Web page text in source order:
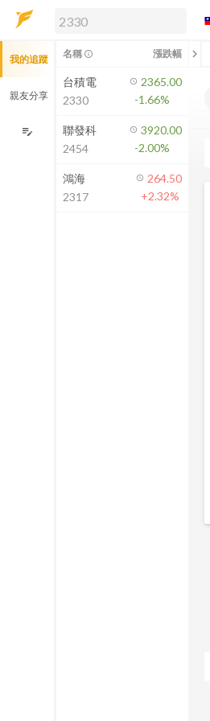
解鎖即時行情及進階功能
方案」，即可解鎖以下功能：
即時行情
即時市況與排行
成交金額熱力圖
前往方案訂閱
如何綁定合作券商
我的追蹤
親友分享
edit_note
名稱 info_outline 漲跌幅 chevron_left
台積電
2330
2365.00
-1.66%
聯發科
2454
3920.00
-2.00%
鴻海
2317
264.50
+2.32%